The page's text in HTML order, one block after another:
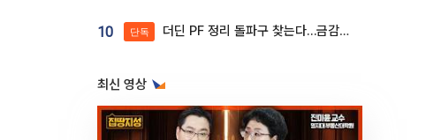
10 단독 더딘 PF 정리 돌파구 찾는다…금감원, 1년 반 만에 매각설명회 재개
최신 영상